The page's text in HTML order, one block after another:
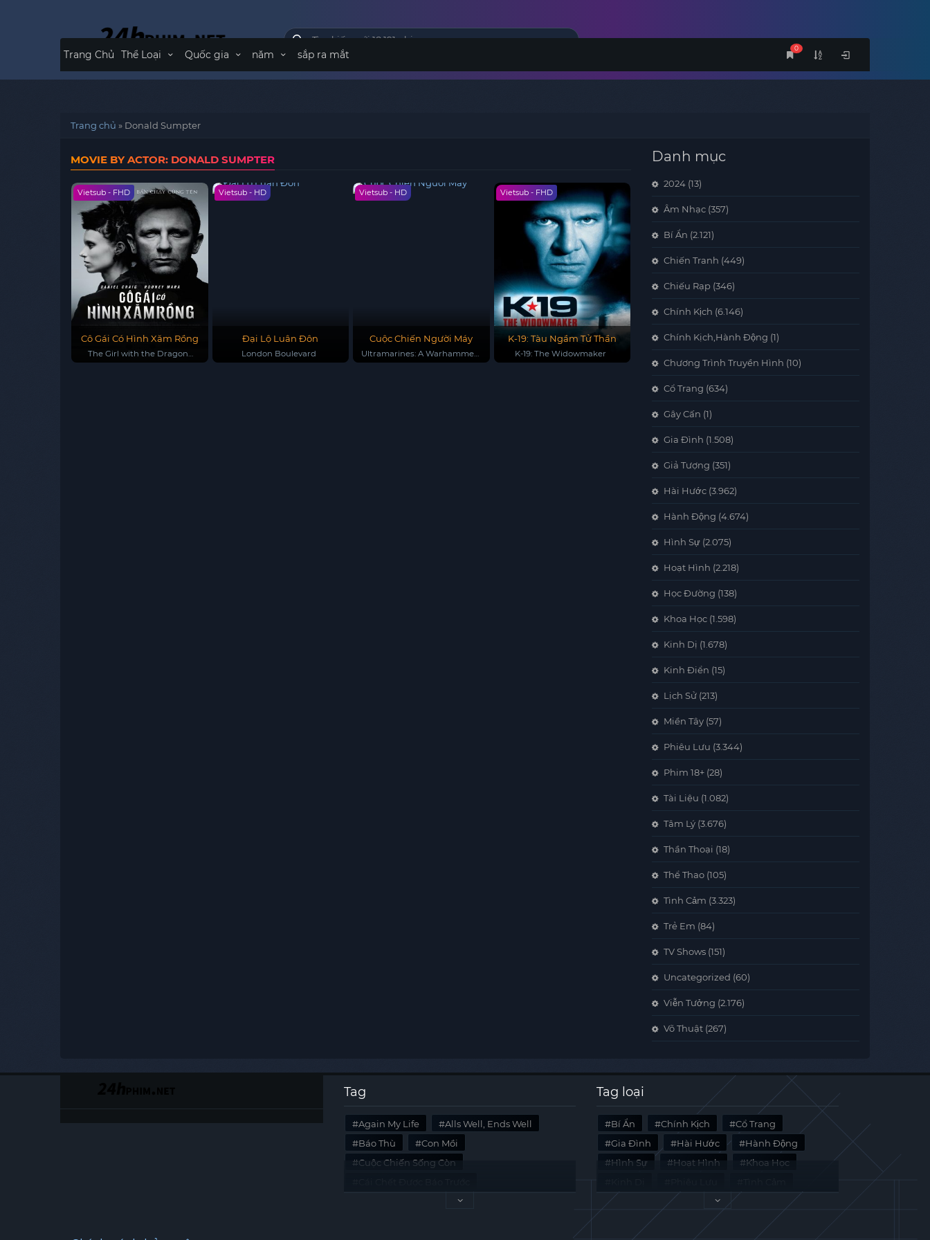
0
Trang Chủ Thể Loại Quốc gia năm sắp ra mắt
Trang chủ » Donald Sumpter
MOVIE BY ACTOR: DONALD SUMPTER
Vietsub - FHD
Cô Gái Có Hình Xăm Rồng
The Girl with the Dragon
Vietsub - HD
Đại Lộ Luân Đôn
London Boulevard
Vietsub - HD
Cuộc Chiến Người Máy
Ultramarines: A Warhammer
Vietsub - FHD
K-19: Tàu Ngầm Tử Thần
K-19: The Widowmaker
Danh mục
2024 (13)
Âm Nhạc (357)
Bí Ẩn (2.121)
Chiến Tranh (449)
Chiếu Rạp (346)
Chính Kịch (6.146)
Chính Kịch,Hành Động (1)
Chương Trình Truyền Hình (10)
Cổ Trang (634)
Gây Cấn (1)
Gia Đình (1.508)
Giả Tượng (351)
Hài Hước (3.962)
Hành Động (4.674)
Hình Sự (2.075)
Hoạt Hình (2.218)
Học Đường (138)
Khoa Học (1.598)
Kinh Dị (1.678)
Kinh Điển (15)
Lịch Sử (213)
Miền Tây (57)
Phiêu Lưu (3.344)
Phim 18+ (28)
Tài Liệu (1.082)
Tâm Lý (3.676)
Thần Thoại (18)
Thể Thao (105)
Tình Cảm (3.323)
Trẻ Em (84)
TV Shows (151)
Uncategorized (60)
Viễn Tưởng (2.176)
Võ Thuật (267)
Tag
Again My Life
Alls Well, Ends Well
Báo Thù
Con Mồi
Cuộc Chiến Sống Còn
Last Summer
Tag loại
Bí Ẩn Chính Kịch
Cổ Trang
Gia Đình
Hài Hước
Hành Động
Hình Sự
Hoạt Hình
Khoa Học
Tài Liệu
Tâm Lý Viễn Tưởng